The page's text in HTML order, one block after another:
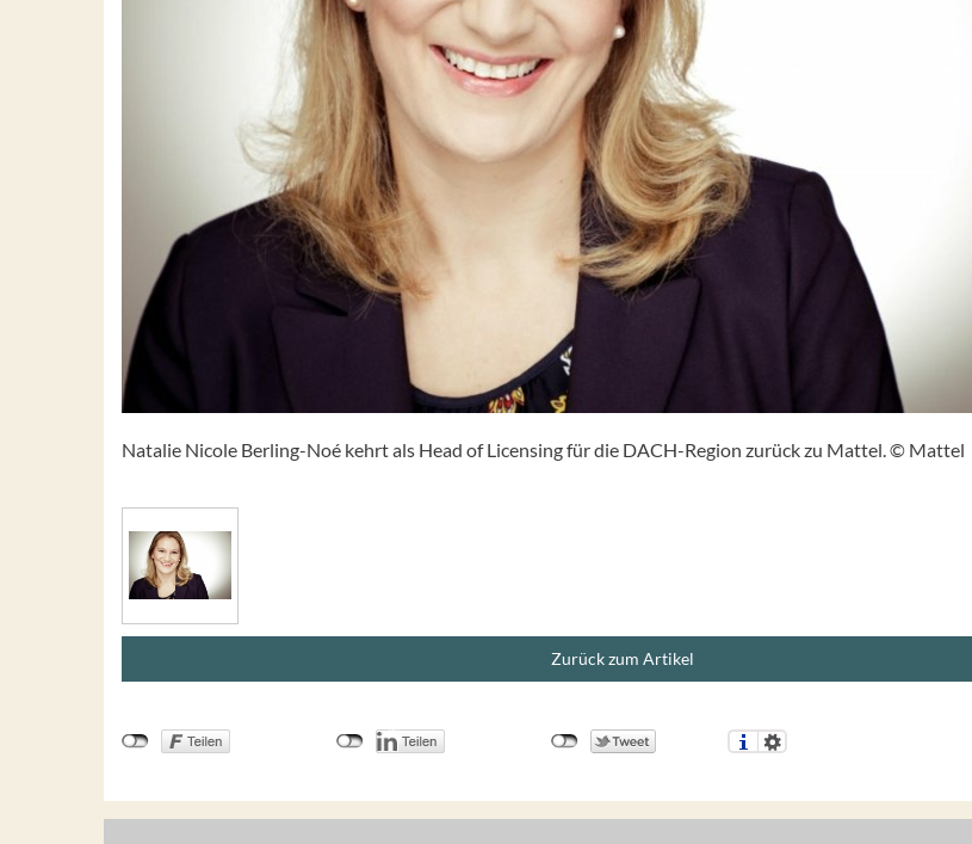
Natalie Nicole Berling-Noé kehrt als Head of Licensing für die DACH-Region zurück zu Mattel. © Mattel
Zurück zum Artikel